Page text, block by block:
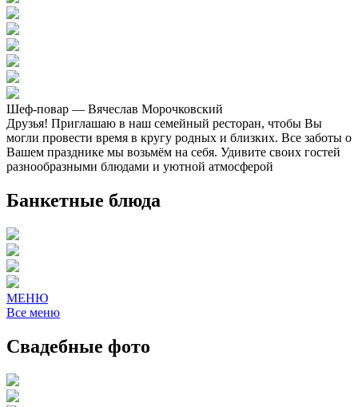
Шеф-повар — Вячеслав Морочковский
Друзья! Приглашаю в наш семейный ресторан, чтобы Вы
могли провести время в кругу родных и близких. Все заботы о
Вашем празднике мы возьмём на себя. Удивите своих гостей
разнообразными блюдами и уютной атмосферой
Банкетные блюда
МЕНЮ
Все меню
Свадебные фото